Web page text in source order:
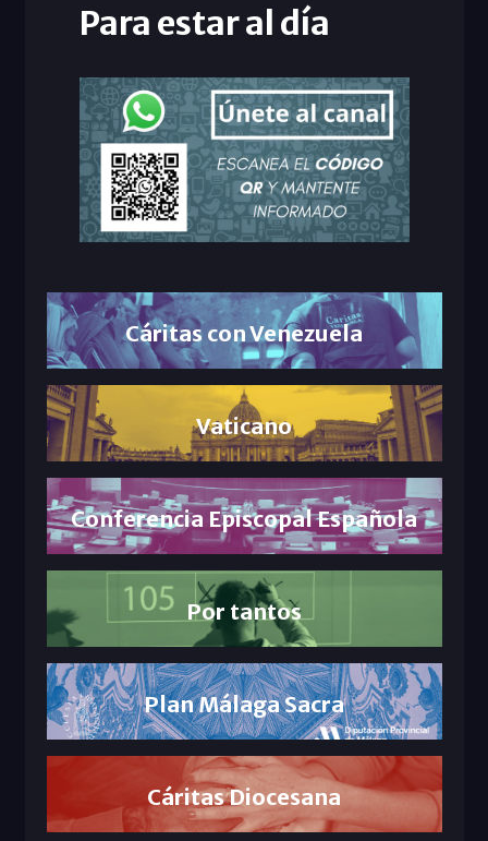
Para estar al día
Cáritas con Venezuela
Vaticano
Conferencia Episcopal Española
Por tantos
Plan Málaga Sacra
Cáritas Diocesana